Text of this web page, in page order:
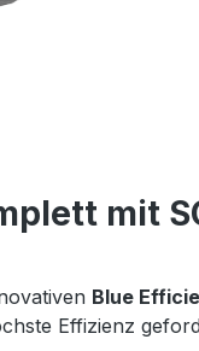
mit
Blue
Effizienz